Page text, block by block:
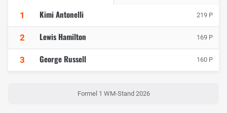
1 Kimi Antonelli 219 P
2 Lewis Hamilton 169 P
3 George Russell 160 P
Formel 1 WM-Stand 2026